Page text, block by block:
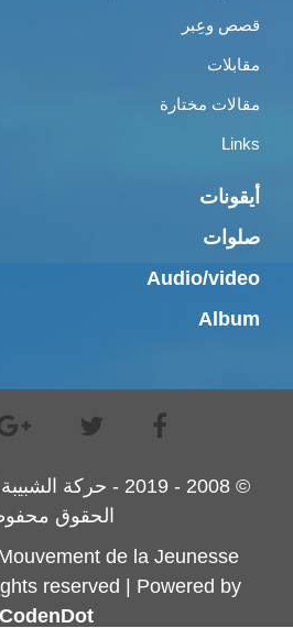
قصص وعِبر
مقابلات
مقالات مختارة
Links
أيقونات
صلوات
Audio/video
Album
© 2008 - 2019 - حركة
الحقوق
de la Jeunesse
reserved | Powered by
CodenDot